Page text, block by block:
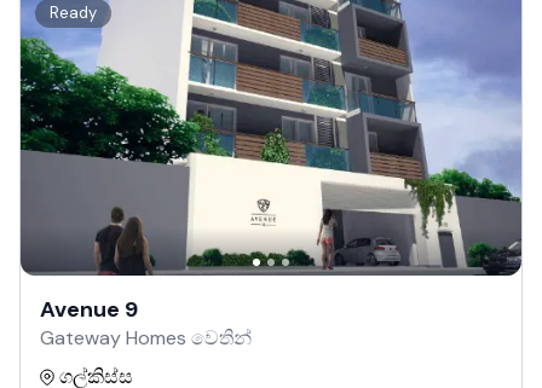
Ready
Avenue 9
Gateway Homes වෙතින්
ගල්කිස්ස